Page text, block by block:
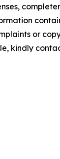
or
kindly